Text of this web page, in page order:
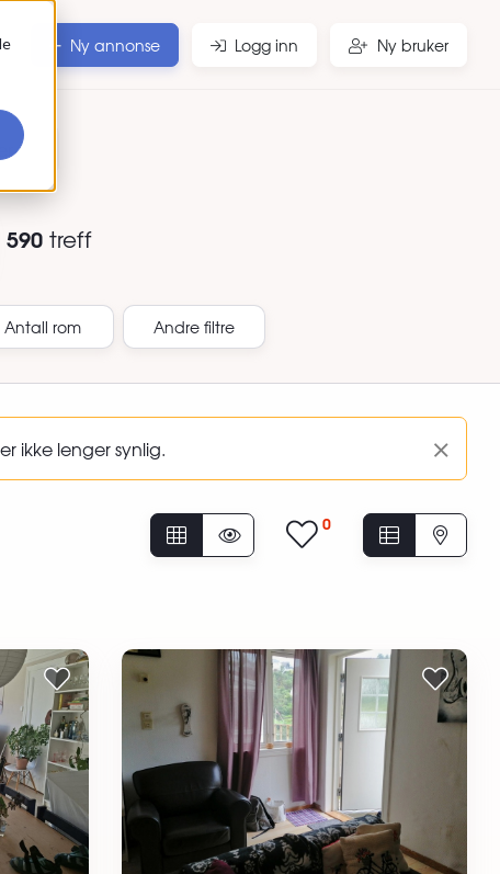
Ny annonse Logg inn Ny bruker
590 treff
Antall rom Andre filtre
ikke lenger synlig.
0